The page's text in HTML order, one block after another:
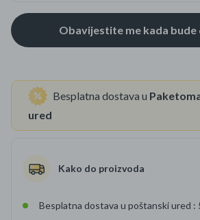
Besplatna dostava u
ured
Kako do proizvoda
Besplatna dostava u poštanski ured :